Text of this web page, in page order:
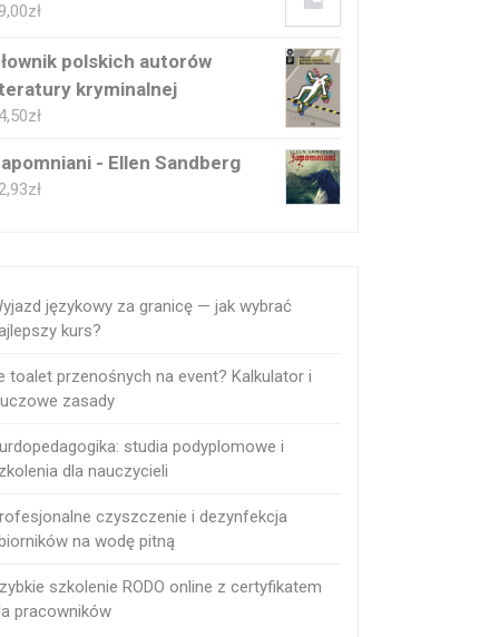
zł
polskich autorów
kryminalnej
zł
- Ellen Sandberg
zł
językowy za granicę — jak wybrać
kurs?
toalet przenośnych na event? Kalkulator i
zasady
studia podyplomowe i
dla nauczycieli
czyszczenie i dezynfekcja
na wodę pitną
szkolenie RODO online z certyfikatem
pracowników